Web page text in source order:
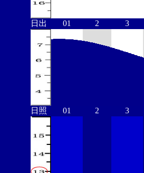
日出 01 2 3
日照 01 2 3